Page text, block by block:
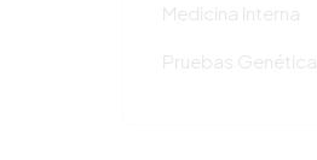
Medicina Interna
Pruebas Genéticas